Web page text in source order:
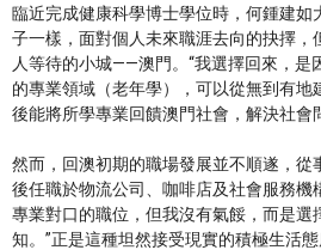
臨近完成健康科學博士學位時，何鍾建如
子一樣，面對個人未來職涯去向的抉擇，
人等待的小城——澳門。“我選擇回來，是
的專業領域（老年學），可以從無到有地
後能將所學專業回饋澳門社會，解決社會
然而，回澳初期的職場發展並不順遂，從
後任職於物流公司、咖啡店及社會服務機
專業對口的職位，但我沒有氣餒，而是選
知。”正是這種坦然接受現實的積極生活